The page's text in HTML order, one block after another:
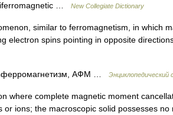
… New Collegiate Dictionary
similar to ferromagnetism, in which
electron spins pointing in opposite
АФМ … Энциклопедический
where complete magnetic moment
or ions; the macroscopic solid possesses